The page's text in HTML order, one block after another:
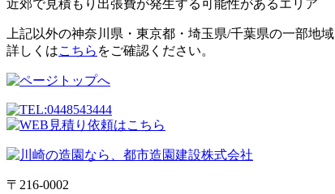
近郊で見積もり出張費が発生する可能性があるエリア
上記以外の神奈川県・東京都・埼玉県/千葉県の一部地域
詳しくはこちら をご確認ください。
〒216-0002